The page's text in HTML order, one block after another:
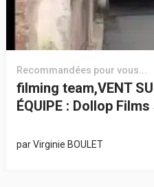
Recommandées pour vous...
filming team,VENT
ÉQUIPE : Dollop
parVirginie BOULET